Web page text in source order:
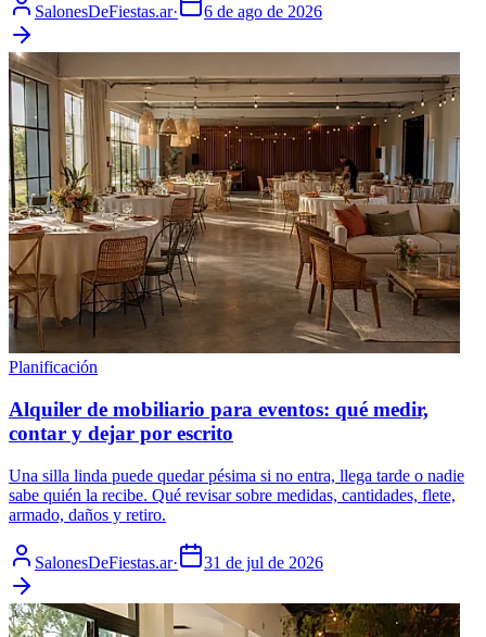
SalonesDeFiestas.ar· 6 de ago de 2026
Planificación
Alquiler de mobiliario para eventos: qué medir,
contar y dejar por escrito
Una silla linda puede quedar pésima si no entra, llega tarde o nadie
sabe quién la recibe. Qué revisar sobre medidas, cantidades, flete,
armado, daños y retiro.
SalonesDeFiestas.ar· 31 de jul de 2026